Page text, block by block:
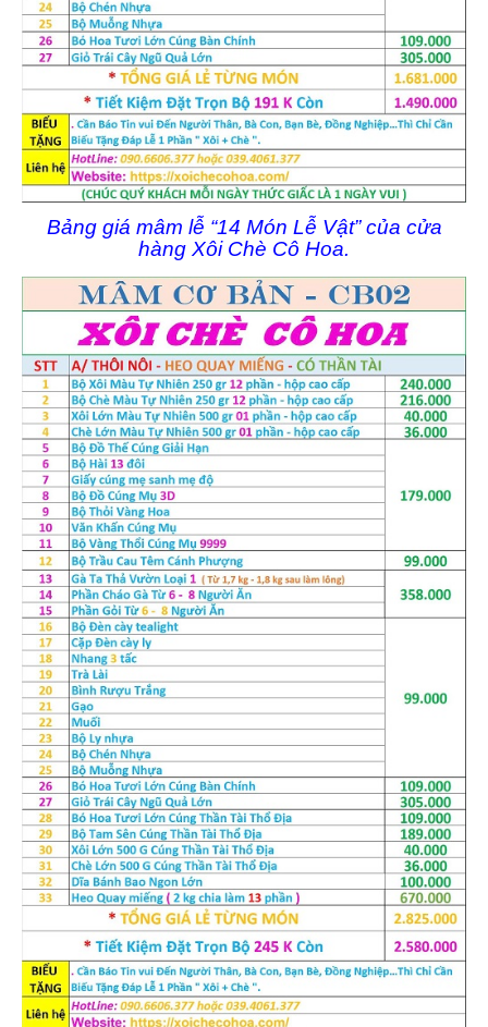
Bảng giá mâm lễ “14 Món Lễ Vật” của cửa
hàng Xôi Chè Cô Hoa.